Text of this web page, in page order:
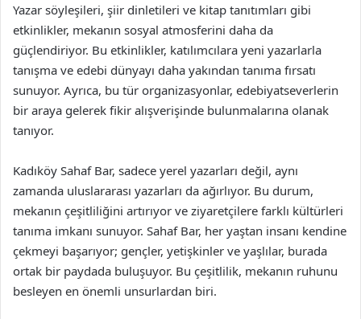
Yazar söyleşileri, şiir dinletileri ve kitap tanıtımları gibi
etkinlikler, mekanın sosyal atmosferini daha da
güçlendiriyor. Bu etkinlikler, katılımcılara yeni yazarlarla
tanışma ve edebi dünyayı daha yakından tanıma fırsatı
sunuyor. Ayrıca, bu tür organizasyonlar, edebiyatseverlerin
bir araya gelerek fikir alışverişinde bulunmalarına olanak
tanıyor.
Kadıköy Sahaf Bar, sadece yerel yazarları değil, aynı
zamanda uluslararası yazarları da ağırlıyor. Bu durum,
mekanın çeşitliliğini artırıyor ve ziyaretçilere farklı kültürleri
tanıma imkanı sunuyor. Sahaf Bar, her yaştan insanı kendine
çekmeyi başarıyor; gençler, yetişkinler ve yaşlılar, burada
ortak bir paydada buluşuyor. Bu çeşitlilik, mekanın ruhunu
besleyen en önemli unsurlardan biri.